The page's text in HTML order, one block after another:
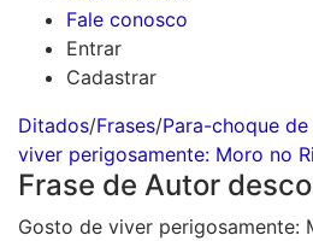
Fale conosco
Entrar
Cadastrar
Ditados/Frases/Para-choque
viver perigosamente: Moro no
Frase de Autor
Gosto de viver perigosamente: